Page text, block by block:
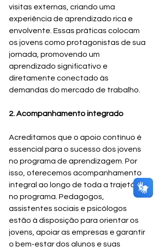
visitas externas, criando uma
experiência de aprendizado rica e
envolvente. Essas práticas colocam
os jovens como protagonistas de sua
jornada, promovendo um
aprendizado significativo e
diretamente conectado às
demandas do mercado de trabalho.
2. Acompanhamento integrado
Acreditamos que o apoio contínuo é
essencial para o sucesso dos jovens
no programa de aprendizagem. Por
isso, oferecemos acompanhamento
integral ao longo de toda a trajetória
no programa. Pedagogos,
assistentes sociais e psicólogos
estão à disposição para orientar os
jovens, apoiar as empresas e garantir
o bem-estar dos alunos e suas